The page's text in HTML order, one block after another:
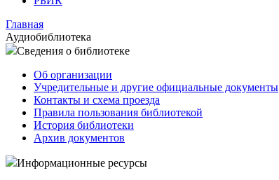
Главная
Аудиобиблиотека
Сведения о библиотеке
Об организации
Учредительные и другие официальные документы
Контакты и схема проезда
Правила пользования библиотекой
История библиотеки
Архив документов
Информационные ресурсы